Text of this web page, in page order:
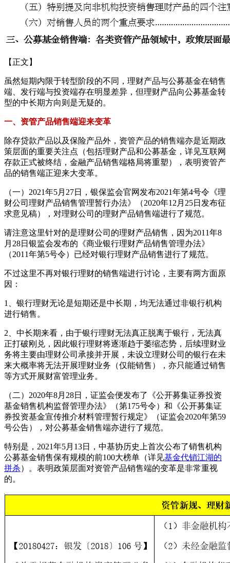
【正文】
虽然短期内限于转型阶段的不同，理财产品与公募基金在销售
端、发行端与投资端存在明显差异，但理财产品向公募基金转
型的中长期方向则是无疑的。
一、资管产品销售端迎来变革
除存贷款产品以及保险产品外，资管产品的销售端亦是近期政
策层面的重要关注点（包括理财产品和公募基金，详见互联网
存款正式被终结，金融产品销售端格局将重塑），表明资管产
品的销售端正迎来大变革。
（一）2021年5月27日，银保监会官网发布2021年第4号令《理
财公司理财产品销售管理暂行办法》（2020年12月25日发布征
求意见稿），对理财公司的理财产品销售端进行了规范。
请注意这里针对的是理财公司的理财产品销售，因为2011年8
月28日银监会发布的《商业银行理财产品销售管理办法》
（2011年第5号令）已经对银行理财产品销售进行了规范。
不过这里不再对银行理财的销售端进行讨论，主要有两方面原
因：
1、银行理财无论是短期还是中长期，均无法通过非银行机构
进行销售。
2、中长期来看，由于银行理财无法真正脱离于银行，无法真
正打破刚兑，因此银行理财将逐渐趋于萎缩态势，后续理财业
务将主要由理财公司承接并开展，未设立理财公司的银行在未
来大概率将无法开展理财业务（仅能销售），亦只能通过销售
等方式开展财富管理业务。
（二）2020年8月28日，证监会便发布了《公开募集证券投资
基金销售机构监督管理办法》（第175号令）和《公开募集证
券投资基金宣传推介材料管理暂行规定》（证监会2020年第59
号公告），对公募基金销售端亦进行了规范。
特别是，2021年5月13日，中基协历史上首次公布了销售机构
公募基金销售保有规模的前100大榜单（详见基金代销江湖的
拼杀）。表明政策层面对资管产品销售端的变革是非常重视
的。